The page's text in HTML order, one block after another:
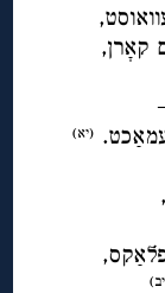
קאָרן,
(יא)